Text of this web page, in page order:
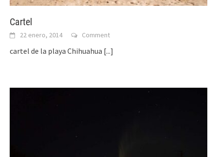
Cartel
22 enero, 2014 Comment
cartel de la playa Chihuahua [...]